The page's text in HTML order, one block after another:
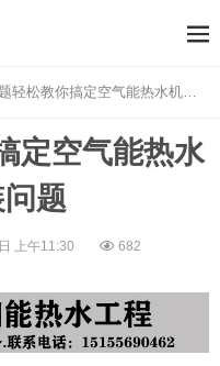
松教你搞定空气能热水机的安装问题
定空气能热水
题
上午11:30 682